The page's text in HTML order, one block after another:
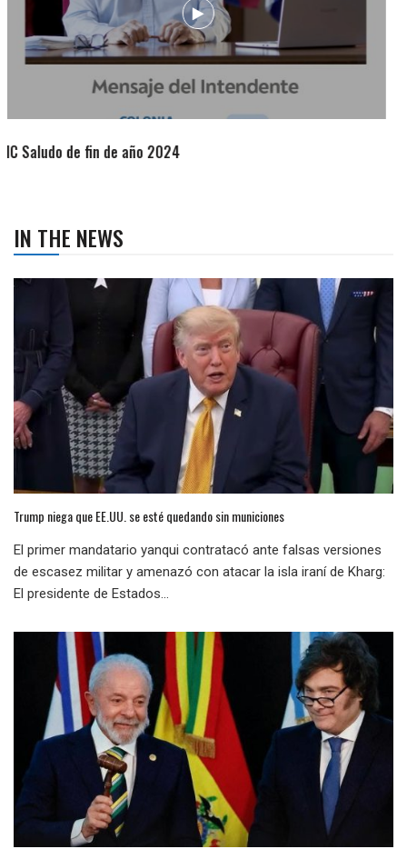
IN THE NEWS
Trump niega que EE.UU. se esté quedando sin municiones
El primer mandatario yanqui contratacó ante falsas versiones
de escasez militar y amenazó con atacar la isla iraní de Kharg:
El presidente de Estados...